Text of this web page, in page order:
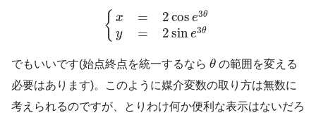
{ x = 2cos e3θ
y = 2sine3θ
{x 3 sin
でもいいです(始点終点を統一するなら θ
θ の範囲を変える
必要はあります)。このように媒介変数の取り方は無数に
考えられるのですが、とりわけ何か便利な表示はないだろ